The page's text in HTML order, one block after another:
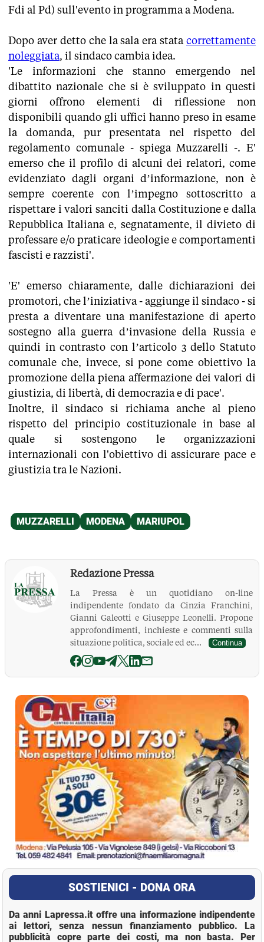
Fdi al Pd) sull'evento in programma a Modena.
Dopo aver detto che la sala era stata correttamente
noleggiata, il sindaco cambia idea.
'Le informazioni che stanno emergendo nel
dibattito nazionale che si è sviluppato in questi
giorni offrono elementi di riflessione non
disponibili quando gli uffici hanno preso in esame
la domanda, pur presentata nel rispetto del
regolamento comunale - spiega Muzzarelli -. E'
emerso che il profilo di alcuni dei relatori, come
evidenziato dagli organi d’informazione, non è
sempre coerente con l’impegno sottoscritto a
rispettare i valori sanciti dalla Costituzione e dalla
Repubblica Italiana e, segnatamente, il divieto di
professare e/o praticare ideologie e comportamenti
fascisti e razzisti'.
'E' emerso chiaramente, dalle dichiarazioni dei
promotori, che l’iniziativa - aggiunge il sindaco - si
presta a diventare una manifestazione di aperto
sostegno alla guerra d’invasione della Russia e
quindi in contrasto con l’articolo 3 dello Statuto
comunale che, invece, si pone come obiettivo la
promozione della piena affermazione dei valori di
giustizia, di libertà, di democrazia e di pace'.
Inoltre, il sindaco si richiama anche al pieno
rispetto del principio costituzionale in base al
quale si sostengono le organizzazioni
internazionali con l'obiettivo di assicurare pace e
giustizia tra le Nazioni.
Redazione Pressa
La Pressa è un quotidiano on-line
indipendente fondato da Cinzia Franchini,
Gianni Galeotti e Giuseppe Leonelli. Propone
approfondimenti, inchieste e commenti sulla
situazione politica, sociale ed ec...
Continua
La Pressa
SOSTIENICI - DONA ORA
Da anni Lapressa.it offre una informazione indipendente
ai lettori, senza nessun finanziamento pubblico. La
pubblicità copre parte dei costi, ma non basta. Per